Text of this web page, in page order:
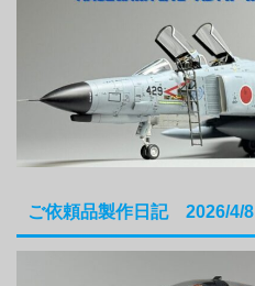
ご依頼品製作日記 2026/4/8